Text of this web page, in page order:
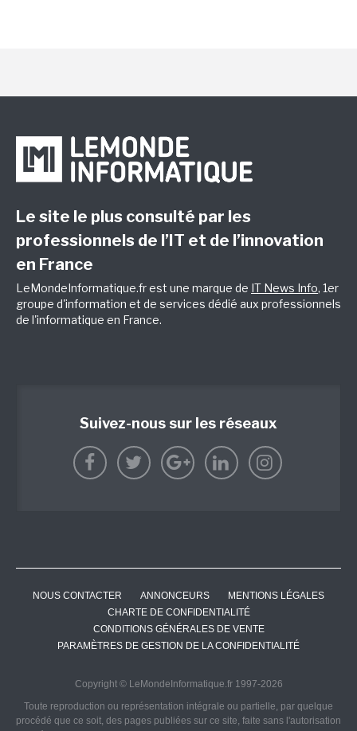
Le site le plus consulté par les
professionnels de l’IT et de l’innovation
en France
LeMondeInformatique.fr est une marque de IT News Info, 1er
groupe d'information et de services dédié aux professionnels
de l'informatique en France.
Suivez-nous sur les réseaux
NOUS CONTACTER ANNONCEURS
MENTIONS LÉGALES
CHARTE DE CONFIDENTIALITÉ
CONDITIONS GÉNÉRALES DE VENTE
PARAMÈTRES DE GESTION DE LA CONFIDENTIALITÉ
Copyright © LeMondeInformatique.fr 1997-2026
Toute reproduction ou représentation intégrale ou partielle, par quelque
procédé que ce soit, des pages publiées sur ce site, faite sans l'autorisation